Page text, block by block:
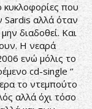
που
Sardis αλλά όταν
διαδοθεί. Και
Η νεαρά
ενώ μόλις το
cd-single ‘’
το ντεμπούτο
αλλά όχι τόσο